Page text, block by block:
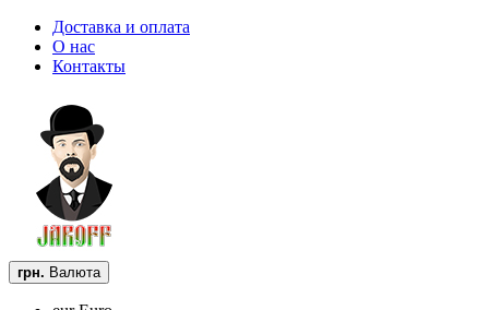
Доставка и оплата
О нас
Контакты
грн. Валюта